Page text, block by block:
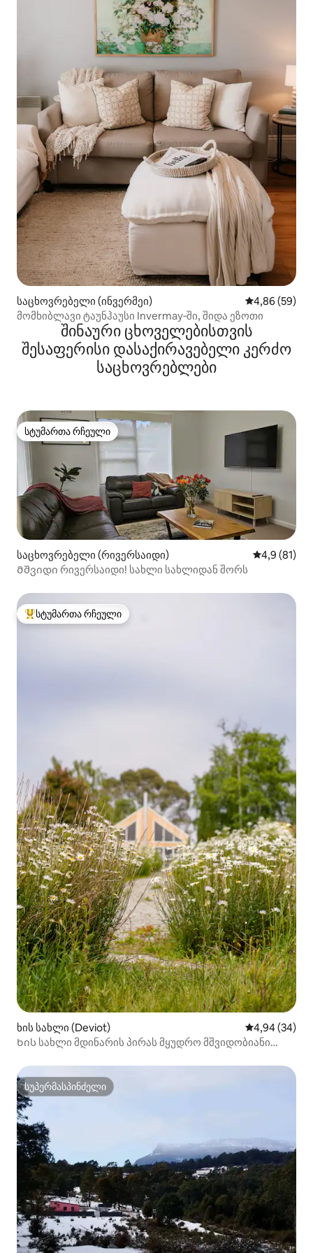
საცხოვრებელი (ინვერმეი) საშუალო
4,86 (59)
მომხიბლავი ტაუნჰაუსი Invermay‑ში, შიდა ეზოთი
შინაური ცხოველებისთვის
შესაფერისი დასაქირავებელი კერძო
საცხოვრებლები
სტუმართა რჩეული
სტუმართა რჩეული
საცხოვრებელი (რივერსაიდი) საშუალო
4,9 (81)
Მშვიდი რივერსაიდი! სახლი სახლიდან შორს
სტუმართა რჩეული მოწინავე ვარიანტი
სტუმართა რჩეული
ხის სახლი (Deviot) საშუალო
4,94 (34)
Ხის სახლი მდინარის პირას მყუდრო მშვიდობიანი
სუპერმასპინძელი
სუპერმასპინძელი